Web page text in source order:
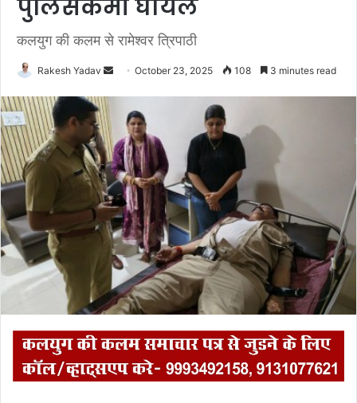
पुलिसकर्मी घायल
कलयुग की कलम से रामेश्वर त्रिपाठी
Rakesh Yadav
a
n
e
m
a
i
l
October 23, 2025 108 3 minutes read